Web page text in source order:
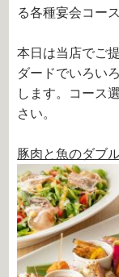
る各種宴会コー
本日は当店でご
ダードでいろい
します。コース
さい。
豚肉と魚のダブ